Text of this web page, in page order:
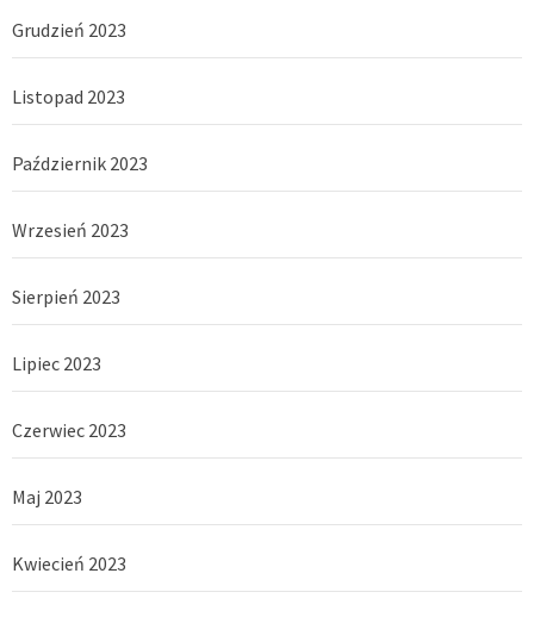
Grudzień 2023
Listopad 2023
Październik 2023
Wrzesień 2023
Sierpień 2023
Lipiec 2023
Czerwiec 2023
Maj 2023
Kwiecień 2023